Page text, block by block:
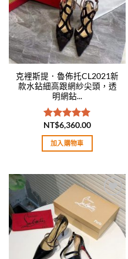
克裡斯提．魯佈托CL2021新
款水鉆細高跟網紗尖頭，透
明網鉆...
評分5.00
滿分 5
NT$6,360.00
加入購物車
Add to
wishlist